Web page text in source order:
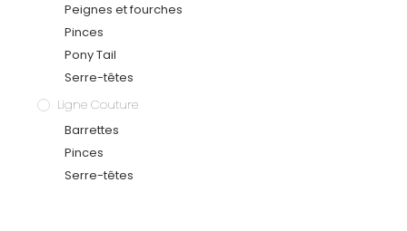
Peignes et fourches
Pinces
Pony Tail
Serre-têtes
Ligne Couture
Barrettes
Pinces
Serre-têtes